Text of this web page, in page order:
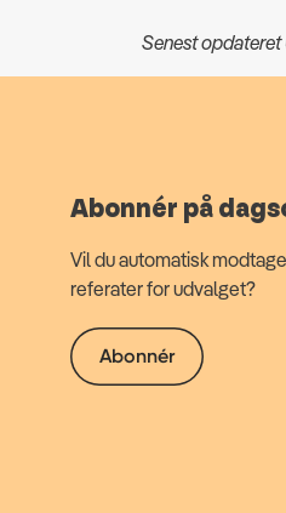
Senest
Abonnér på
Vil du automatisk
referater for udvalget?
Abonnér